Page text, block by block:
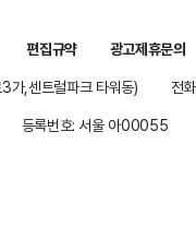
편집규약
광고제휴문의
가,센트럴파크 타워동)
전
등록번호: 서울 아00055